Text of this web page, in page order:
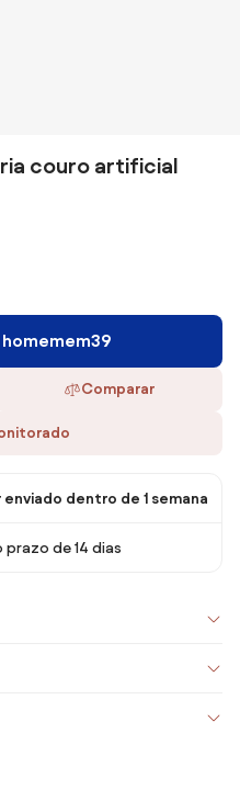
couro artificial
Comparar
enviado dentro de 1 semana
de 14 dias